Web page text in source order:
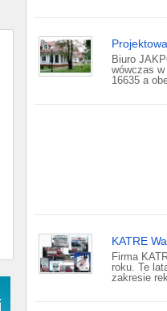
Biuro
wówczas
16635 a
KATRE
Firma
roku. Te
zakresie